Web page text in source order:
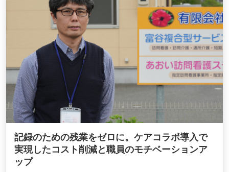
記録のための残業をゼロに。ケアコラボ導入で
実現したコスト削減と職員のモチベーションア
ップ